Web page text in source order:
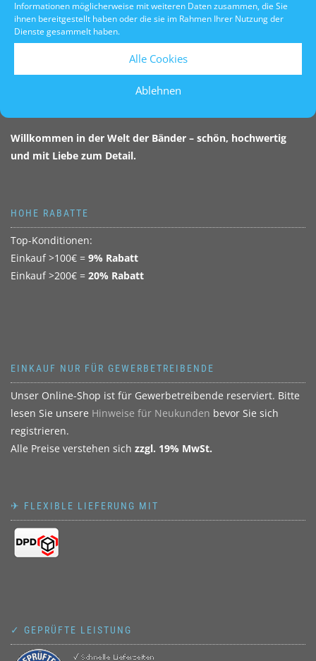
Informationen möglicherweise mit weiteren Daten zusammen, die Sie
ihnen bereitgestellt haben oder die sie im Rahmen Ihrer Nutzung der
Dienste gesammelt haben.
Alle Cookies
Ablehnen
aufKranzbändern: von edlen Moiré-über eleganteSatin-
hin zu glänzendenSupersatin-Kranzschleifenbändern
Unsere Kunden schätzen nicht nur die erstklassige Qualität,
attraktiven Preisenanbieten, macht uns seit
Willkommen in der Welt der Bänder – schön, hochwertig
und mit Liebe zum Detail.
HOHE RABATTE
Top-Konditionen:
Einkauf >100€ = 9% Rabatt
Einkauf >200€ = 20% Rabatt
EINKAUF NUR FÜR GEWERBETREIBENDE
Unser Online-Shop ist für Gewerbetreibende reserviert. Bitte
lesen Sie unsere Hinweise für Neukunden bevor Sie sich
registrieren.
Alle Preise verstehen sich zzgl. 19% MwSt.
✈ FLEXIBLE LIEFERUNG MIT
✓ GEPRÜFTE LEISTUNG